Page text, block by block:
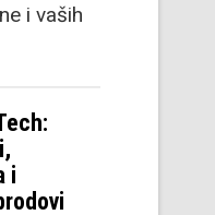
i vaših
i